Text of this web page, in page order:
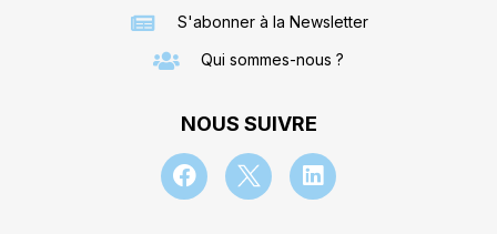
S'abonner à la Newsletter
Qui sommes-nous ?
NOUS SUIVRE